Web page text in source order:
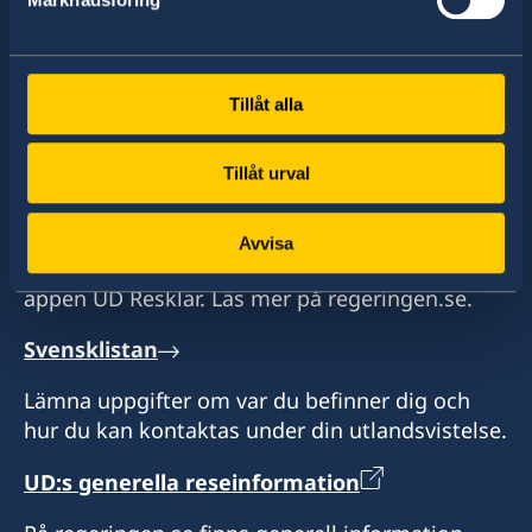
Tillåt alla
Tillåt urval
Avvisa
Hitta ambassader, generalkonsulat och
representationer:
ambassad
Se en lista över alla ambassader
UD Resklar
Få aktuell reseinformation direkt i fickan med
appen UD Resklar. Läs mer på regeringen.se.
Svensklistan
Lämna uppgifter om var du befinner dig och
hur du kan kontaktas under din utlandsvistelse.
UD:s generella reseinformation